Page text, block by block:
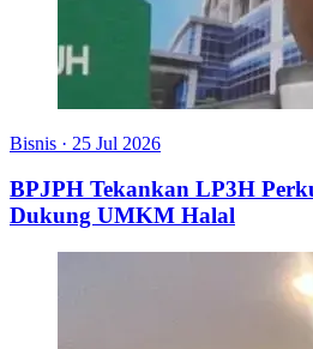
Bisnis · 25 Jul 2026
BPJPH Tekankan LP3H
Dukung UMKM Halal